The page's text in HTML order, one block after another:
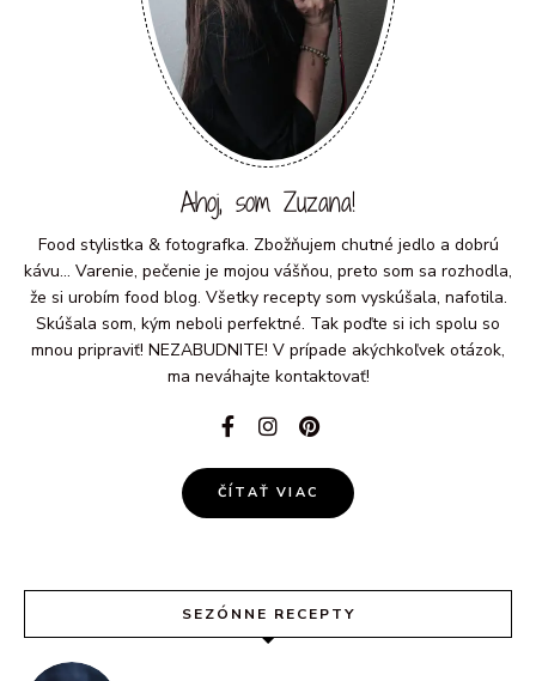
Ahoj, som Zuzana!
Food stylistka & fotografka. Zbožňujem chutné jedlo a dobrú
kávu... Varenie, pečenie je mojou vášňou, preto som sa rozhodla,
že si urobím food blog. Všetky recepty som vyskúšala, nafotila.
Skúšala som, kým neboli perfektné. Tak poďte si ich spolu so
mnou pripraviť! NEZABUDNITE! V prípade akýchkoľvek otázok,
ma neváhajte kontaktovať!
ČÍTAŤ VIAC
SEZÓNNE RECEPTY